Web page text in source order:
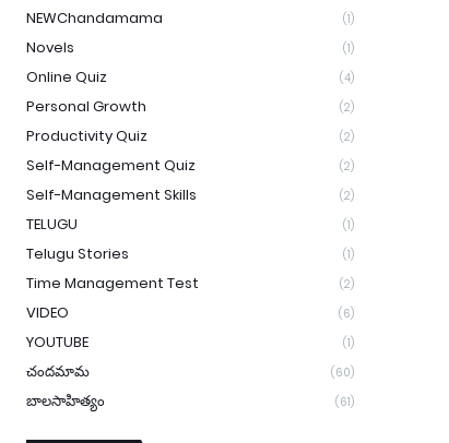
NEWChandamama (1)
Novels (1)
Online Quiz (4)
Personal Growth (2)
Productivity Quiz (2)
Self-Management Quiz (2)
Self-Management Skills (2)
TELUGU (1)
Telugu Stories (1)
Time Management Test (2)
VIDEO (6)
YOUTUBE (1)
చందమామ (60)
బాలసాహిత్యం (61)